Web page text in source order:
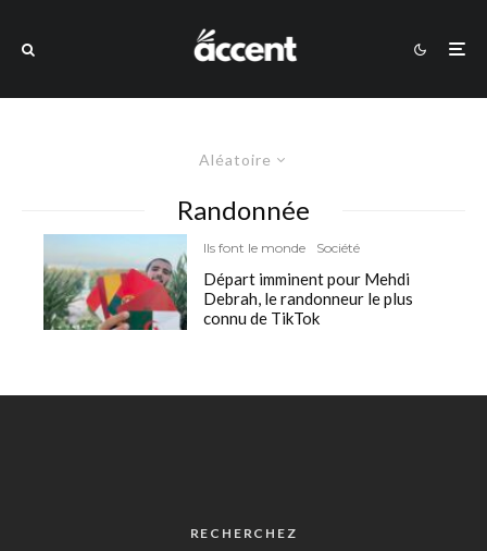
Aléatoire
Randonnée
Ils font le monde Société
Départ imminent pour Mehdi
Debrah, le randonneur le plus
connu de TikTok
RECHERCHEZ